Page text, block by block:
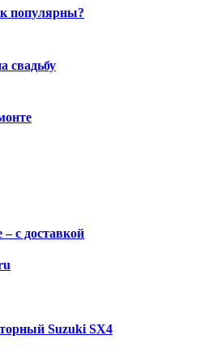
популярны?
свадьбу
с доставкой
Suzuki SX4